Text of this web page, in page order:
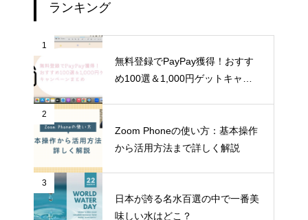
ランキング
1
無料登録でPayPay獲得！おすす
め100選＆1,000円ゲットキャン
2
Zoom Phoneの使い方：基本操作
から活用方法まで詳しく解説
3
日本が誇る名水百選の中で一番美
味しい水はどこ？